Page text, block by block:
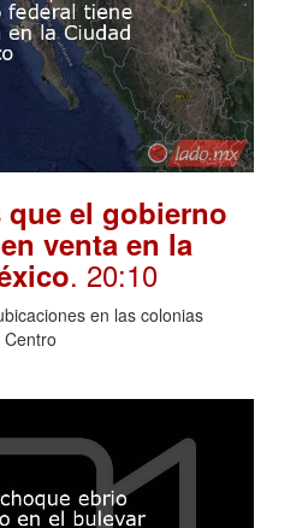
el gobierno
venta en la
. 20:10
en las colonias